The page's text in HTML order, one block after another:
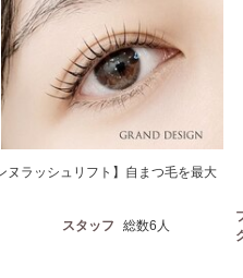
ラッシュリフト】自まつ毛を最大
スタッフ 総数6人